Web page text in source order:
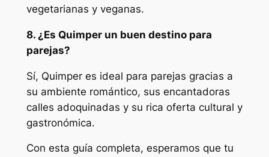
vegetarianas y veganas.
8. ¿Es Quimper un buen destino para
parejas?
Sí, Quimper es ideal para parejas gracias a
su ambiente romántico, sus encantadoras
calles adoquinadas y su rica oferta cultural y
gastronómica.
Con esta guía completa, esperamos que tu